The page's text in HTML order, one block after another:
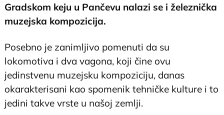
Gradskom keju u Pančevu nalazi se i železnička
muzejska kompozicija.
Posebno je zanimljivo pomenuti da su
lokomotiva i dva vagona, koji čine ovu
jedinstvenu muzejsku kompoziciju, danas
okarakterisani kao spomenik tehničke kulture i to
jedini takve vrste u našoj zemlji.